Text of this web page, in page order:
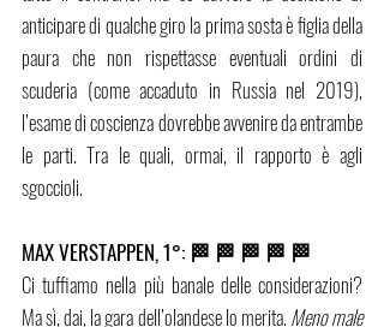
anticipare di qualche giro la prima sosta è figlia della
paura che non rispettasse eventuali ordini di
scuderia (come accaduto in Russia nel 2019),
l’esame di coscienza dovrebbe avvenire da entrambe
le parti. Tra le quali, ormai, il rapporto è agli
sgoccioli.
MAX VERSTAPPEN, 1°: 🏁 🏁 🏁 🏁 🏁
Ci tuffiamo nella più banale delle considerazioni?
Ma sì, dai, la gara dell’olandese lo merita. Meno male